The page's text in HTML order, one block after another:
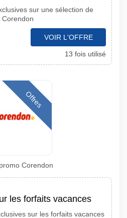
sur une sélection de
VOIR L'OFFRE
13 fois utilisé
Offres
Corendon
les forfaits vacances
sur les forfaits vacances